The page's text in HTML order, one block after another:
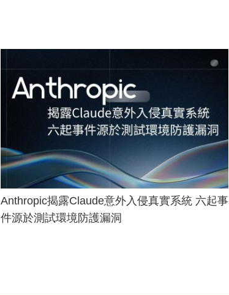
Anthropic揭露Claude意外入侵真實系統 六起事
件源於測試環境防護漏洞